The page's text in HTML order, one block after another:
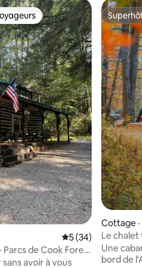
parmi les plus aimés
Note moyenne de
5 (34)
de Cook Forest
avoir à vous
Cottage
Le chalet
Une
bord de